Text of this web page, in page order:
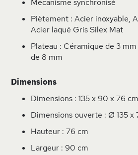
Mécanisme synchronisé
Piètement : Acier inoxyable,
Acier laqué Gris Silex Mat
Plateau : Céramique de 3
de 8 mm
Dimensions
Dimensions : 135 x 90 x 76 cm
Dimensions ouverte : Ø 135 x
Hauteur : 76 cm
Largeur : 90 cm